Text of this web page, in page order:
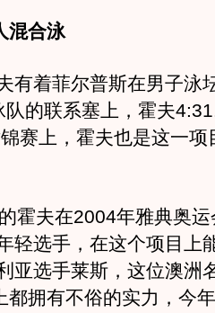
合泳
着菲尔普斯在男子泳
的联系塞上，霍夫
赛上，霍夫也是这一项
夫在2004年雅典奥运
轻选手，在这个项目上
亚选手莱斯，这位澳洲
都拥有不俗的实力，今